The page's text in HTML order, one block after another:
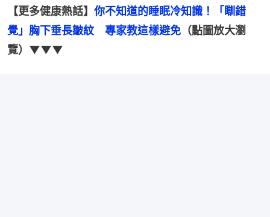
【更多健康熱話】 你不知道的睡眠冷知識！「瞓錯
覺」胸下垂長皺紋　專家教這樣避免 （點圖放大瀏
覽）▼▼▼